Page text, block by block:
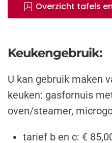
Overzicht tafels
Keukengebruik:
U kan gebruik maken
keuken: gasfornuis
oven/steamer,
tarief b en c: €